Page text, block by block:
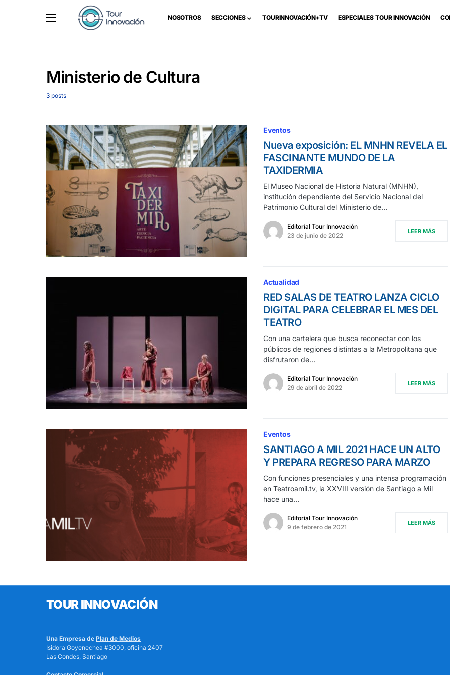
NOSOTROS SECCIONES TOURINNOVACIÓN+TV ESPECIALES TOUR INNOVACIÓN
Ministerio de Cultura
3 posts
Eventos
Nueva exposición: EL MNHN REVELA EL
FASCINANTE MUNDO DE LA
TAXIDERMIA
El Museo Nacional de Historia Natural (MNHN),
institución dependiente del Servicio Nacional del
Patrimonio Cultural del Ministerio de…
Editorial Tour Innovación
23 de junio de 2022
LEER MÁS
Actualidad
RED SALAS DE TEATRO LANZA CICLO
DIGITAL PARA CELEBRAR EL MES DEL
TEATRO
Con una cartelera que busca reconectar con los
públicos de regiones distintas a la Metropolitana que
disfrutaron de…
Editorial Tour Innovación
29 de abril de 2022
LEER MÁS
Eventos
SANTIAGO A MIL 2021 HACE UN ALTO
Y PREPARA REGRESO PARA MARZO
Con funciones presenciales y una intensa programación
en Teatroamil.tv, la XXVIII versión de Santiago a Mil
hace una…
Editorial Tour Innovación
9 de febrero de 2021
LEER MÁS
TOUR INNOVACIÓN
Una Empresa de Plan de Medios
Isidora Goyenechea #3000, oficina 2407
Las Condes, Santiago